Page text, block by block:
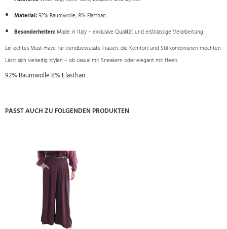
Material:92% Baumwolle, 8% Elasthan
Besonderheiten:Made in Italy – exklusive Qualität und erstklassige Verarbeitung
Ein echtes Must-Have für trendbewusste Frauen, die Komfort und Stil kombinieren möchten.
Lässt sich vielseitig stylen – ob casual mit Sneakern oder elegant mit Heels.
92% Baumwolle 8% Elasthan
PASST AUCH ZU FOLGENDEN PRODUKTEN